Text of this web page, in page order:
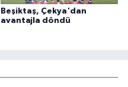
Beşiktaş, Çekya'dan
avantajla döndü